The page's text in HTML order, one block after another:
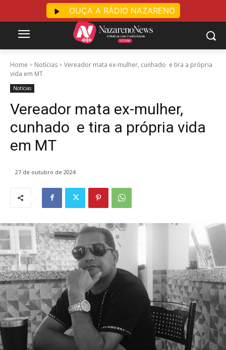
Home Notícias
Vereador mata ex-mulher, cunhado e tira a própria
vida em MT
Notícias
Vereador mata ex-mulher,
cunhado e tira a própria vida
em MT
27 de outubro de 2024
OUÇA A RÁDIO NAZARENO